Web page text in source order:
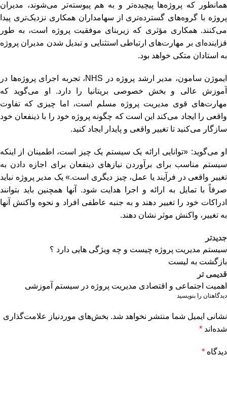
همانطور که پروژه‌ها پیچیده‌تر و به هم پیوسته‌تر می‌شوند، مدیران
پروژه با گروه‌های گسترده‌تری از سهامداران همکاری نزدیک‌تری پیدا
می‌کنند. همکاری مؤثری که زیربنای موفقیت پروژه است، به طور
فزاینده‌ای بر مهارت‌های ارتباطی استثنایی و تبدیل شدن مدیران پروژه
به استادان متکی خواهد بود.
ایموژن سامون، مدیر ارشد پروژه در NHS، تجربه اجرای پروژه‌ها در
آموزش عالی و بخش خصوصی بریتانیا را دارد. او می‌گوید که
مهارت‌های قوی مدیریت پروژه مسلم است، اما چیزی که تفاوت
واقعی را ایجاد می‌کند این است که چگونه پروژه خود را با ذینفعان خود
سازگار می‌کنید تا تغییر واقعی و پایدار ایجاد کنید.
او می‌گوید: «توانایی ارائه یک سیستم یک چیز است، اطمینان از اینکه
سیستم مناسب برای برآوردن نیازهای ذینفعان برای اجازه دادن به
تغییر واقعی در فرآیند یا عمل، چیز دیگری است.» یک مدیر پروژه نباید
صرفاً با تمایل به ارائه و اجرا هدایت شود. آنها همچنین باید بتوانند
ادراکات خود را تغییر دهند و به جنبه عاطفی افراد و نحوه واکنش آنها
به تغییر، واکنش موثر نشان دهند.
جدیدتر
سیستم مدیریت پروژه چیست و چه ویژگی هایی دارد ؟
بازگشت به لیست
قدیمی تر
اهمیت اجتماعی و اقتصادی مدیریت پروژه در سیستم آموزشی
دیدگاهتان را بنویسید
نشانی ایمیل شما منتشر نخواهد شد. بخش‌های موردنیاز علامت‌گذاری
شده‌اند *
دیدگاه *